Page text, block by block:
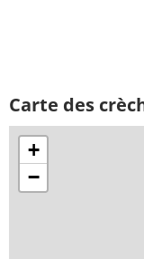
Carte des
+
−